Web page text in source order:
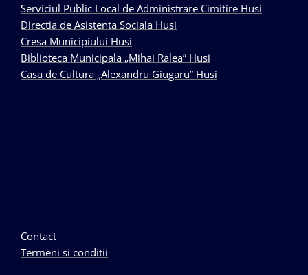
Serviciul Public Local de Administrare Cimitire Husi
Directia de Asistenta Sociala Husi
Cresa Municipiului Husi
Biblioteca Municipala „Mihai Ralea” Husi
Casa de Cultura „Alexandru Giugaru” Husi
Contact
Termeni si conditii